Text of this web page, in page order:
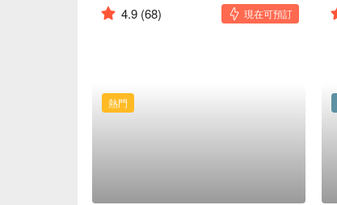
4.9 (68) 現在可預訂
熱門